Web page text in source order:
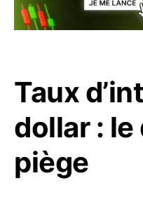
Taux
dollar :
piège